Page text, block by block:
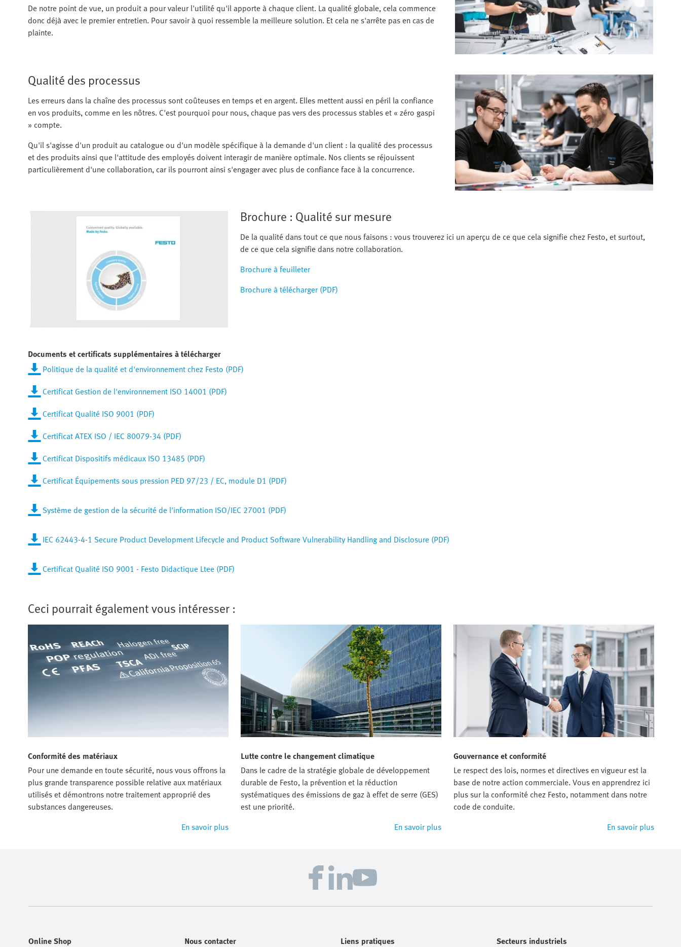
De notre point de vue, un produit a pour valeur l'utilité qu'il apporte à chaque client. La qualité globale, cela commence
donc déjà avec le premier entretien. Pour savoir à quoi ressemble la meilleure solution. Et cela ne s'arrête pas en cas de
plainte.
Qualité des processus
Les erreurs dans la chaîne des processus sont coûteuses en temps et en argent. Elles mettent aussi en péril la confiance
en vos produits, comme en les nôtres. C'est pourquoi pour nous, chaque pas vers des processus stables et « zéro gaspi
» compte.
Qu'il s'agisse d'un produit au catalogue ou d'un modèle spécifique à la demande d'un client : la qualité des processus
et des produits ainsi que l'attitude des employés doivent interagir de manière optimale. Nos clients se réjouissent
particulièrement d'une collaboration, car ils pourront ainsi s'engager avec plus de confiance face à la concurrence.
Brochure : Qualité sur mesure
De la qualité dans tout ce que nous faisons : vous trouverez ici un aperçu de ce que cela signifie chez Festo, et surtout,
de ce que cela signifie dans notre collaboration.
Brochure à feuilleter
Brochure à télécharger (PDF)
Documents et certificats supplémentaires à télécharger
Politique de la qualité et d'environnement chez Festo (PDF)
Certificat Gestion de l'environnement ISO 14001 (PDF)
Certificat Qualité ISO 9001 (PDF)
Certificat ATEX ISO / IEC 80079-34 (PDF)
Certificat Dispositifs médicaux ISO 13485 (PDF)
Certificat Équipements sous pression PED 97/23 / EC, module D1 (PDF)
Système de gestion de la sécurité de l'information ISO/IEC 27001 (PDF)
IEC 62443-4-1 Secure Product Development Lifecycle and Product Software Vulnerability Handling and Disclosure (PDF)
Certificat Qualité ISO 9001 - Festo Didactique Ltee (PDF)
Ceci pourrait également vous intéresser :
Conformité des matériaux
Pour une demande en toute sécurité, nous vous offrons la
plus grande transparence possible relative aux matériaux
utilisés et démontrons notre traitement approprié des
substances dangereuses.
En savoir plus
Lutte contre le changement climatique
Dans le cadre de la stratégie globale de développement
durable de Festo, la prévention et la réduction
systématiques des émissions de gaz à effet de serre (GES)
est une priorité.
En savoir plus
Gouvernance et conformité
Le respect des lois, normes et directives en vigueur est la
base de notre action commerciale. Vous en apprendrez ici
plus sur la conformité chez Festo, notamment dans notre
code de conduite.
En savoir plus
Online Shop Nous contacter Liens pratiques Secteurs industriels